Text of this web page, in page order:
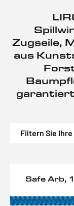
Zugseile,
aus
Filtern Sie
Safe Arb,